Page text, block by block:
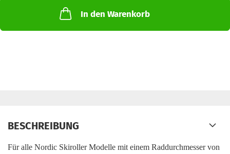
In den Warenkorb
BESCHREIBUNG
Für alle Nordic Skiroller Modelle mit einem Raddurchmesser von